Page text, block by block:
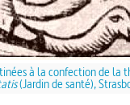
à la confection de la
(Jardin de santé),